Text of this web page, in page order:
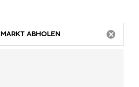
VERFÜGBAR
MARKT ABHOLEN